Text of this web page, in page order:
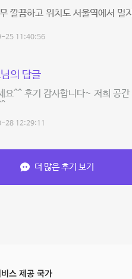
깔끔하고 위치도 서울역에서
25 11:40:56
의 답글
요^^ 후기 감사합니다~ 저희 공
28 12:29:11
더 많은 후기 보기
스 제공 국가